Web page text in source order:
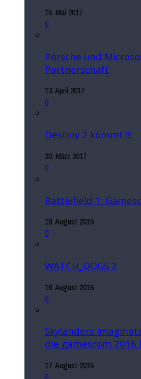
16. Mai 2017
0
Porsche und
Partnerschaft
13. April 2017
0
Destiny 2 kommt !!!
30. März 2017
0
Battlefield 1:
18. August 2016
0
WATCH_DOGS 2
18. August 2016
0
Skylanders
die gamescom 2016
17. August 2016
0